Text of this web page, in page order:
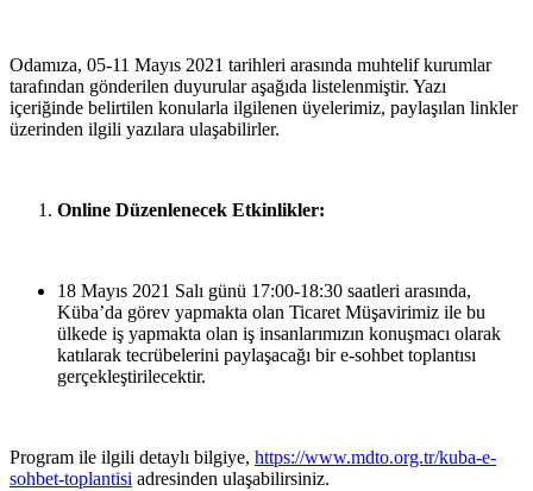
Odamıza, 05-11 Mayıs 2021 tarihleri arasında muhtelif kurumlar
tarafından gönderilen duyurular aşağıda listelenmiştir. Yazı
içeriğinde belirtilen konularla ilgilenen üyelerimiz, paylaşılan linkler
üzerinden ilgili yazılara ulaşabilirler.
Online Düzenlenecek Etkinlikler:
18 Mayıs 2021 Salı günü 17:00-18:30 saatleri arasında,
Küba’da görev yapmakta olan Ticaret Müşavirimiz ile bu
ülkede iş yapmakta olan iş insanlarımızın konuşmacı olarak
katılarak tecrübelerini paylaşacağı bir e-sohbet toplantısı
gerçekleştirilecektir.
Program ile ilgili detaylı bilgiye, https://www.mdto.org.tr/kuba-e-
sohbet-toplantisi adresinden ulaşabilirsiniz.